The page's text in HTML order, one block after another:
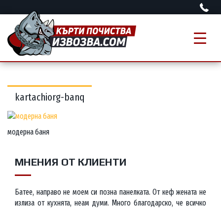
kartachiorg-banq
модерна баня
МНЕНИЯ ОТ КЛИЕНТИ
Батее, направо не моем си позна панелката. От кеф жената не
излиза от кухнята, неам думи. Много благодарско, че всичко